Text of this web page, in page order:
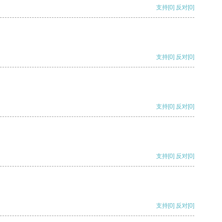
支持[0] 反对[0]
支持[0] 反对[0]
支持[0] 反对[0]
支持[0] 反对[0]
支持[0] 反对[0]